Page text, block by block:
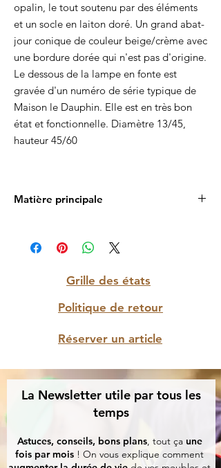
opalin, le tout soutenu par des éléments
et un socle en laiton doré. Un grand abat-
jour conique de couleur beige/crème avec
une bordure dorée qui n'est pas d'origine.
Le dessous de la lampe en fonte est
gravée d'un numéro de série typique de
Maison le Dauphin. Elle est en très bon
état et fonctionnelle. Diamètre 13/45,
hauteur 45/60
Matière principale
Grille des états
Politique de retour
Réserver un article
La Newsletter utile par tous les
temps
Astuces, conseils, bons plans, tout ça une
fois par mois ! On vous explique comment